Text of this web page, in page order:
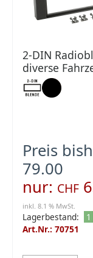
2-DIN
diverse
schwarz
Preis
79.00
nur: CHF
inkl. 8.1 % MwSt.
Lagerbestand:
1
Art.Nr.: 70751